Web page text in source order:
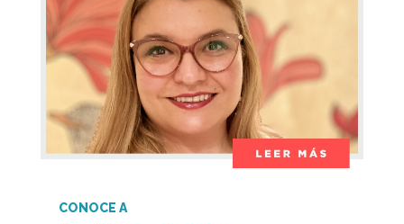
CONOCE A